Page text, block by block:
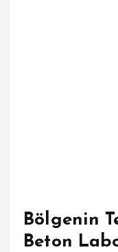
Bölgenin
Beton